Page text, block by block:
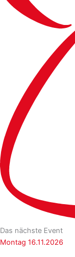
Das nächste Event
Montag 16.11.2026